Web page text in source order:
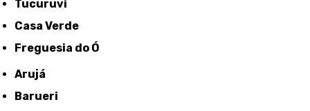
Tucuruvi
Casa Verde
Freguesia do Ó
Arujá
Barueri